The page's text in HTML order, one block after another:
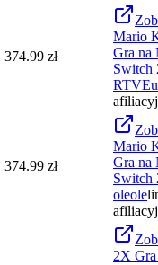
374.99 zł
Mario
Gra na
Switch
374.99 zł
Mario
Gra na
Switch
oleole
2X